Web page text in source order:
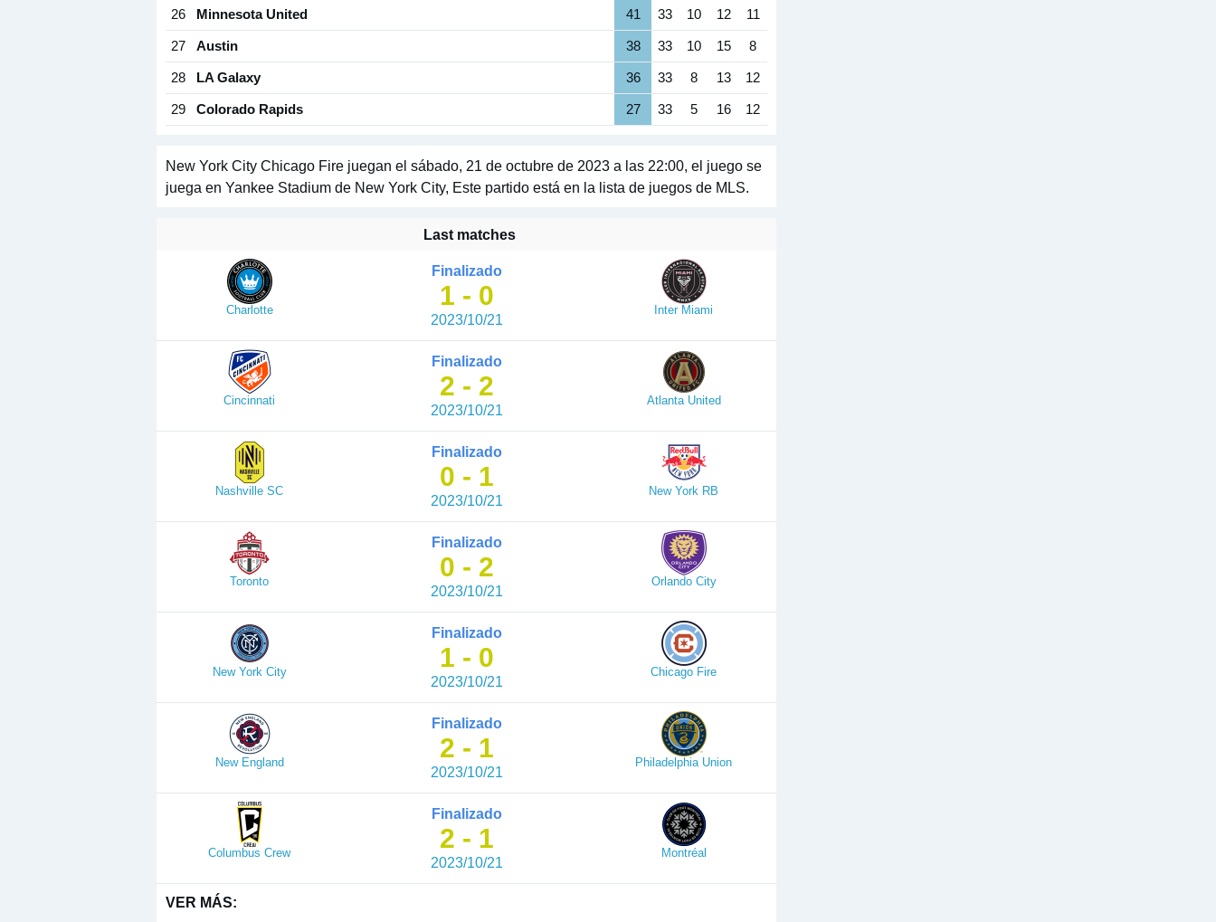
26 Minnesota United 41 33 10 12 11
27 Austin 38 33 10 15 8
28 LA Galaxy 36 33 8 13 12
29 Colorado Rapids 27 33 5 16 12
New York City Chicago Fire juegan el sábado, 21 de octubre de 2023 a las 22:00, el juego se
juega en Yankee Stadium de New York City, Este partido está en la lista de juegos de MLS.
Last matches
Charlotte
Finalizado
1 - 0
2023/10/21
Inter Miami
Cincinnati
Finalizado
2 - 2
2023/10/21
Atlanta United
Nashville SC
Finalizado
0 - 1
2023/10/21
New York RB
Toronto
Finalizado
0 - 2
2023/10/21
Orlando City
New York City
Finalizado
1 - 0
2023/10/21
Chicago Fire
New England
Finalizado
2 - 1
2023/10/21
Philadelphia Union
Columbus Crew
Finalizado
2 - 1
2023/10/21
Montréal
VER MÁS: